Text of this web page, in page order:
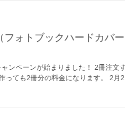
ンペーンが始まりました！ 2冊注文
っても2冊分の料金になります。 2